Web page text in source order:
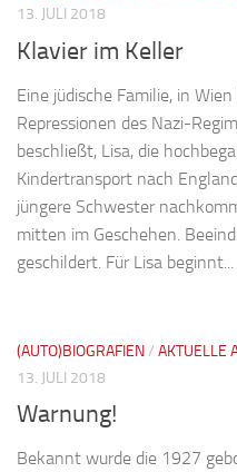
13. JULI 2018
Klavier im Keller
Eine jüdische Familie, in
Repressionen des Nazi-
beschließt, Lisa, die
Kindertransport nach
jüngere Schwester
mitten im Geschehen.
geschildert. Für Lisa beginnt...
(AUTO)BIOGRAFIEN/ AKTUELLE
13. JULI 2018
Warnung!
Bekannt wurde die 1927